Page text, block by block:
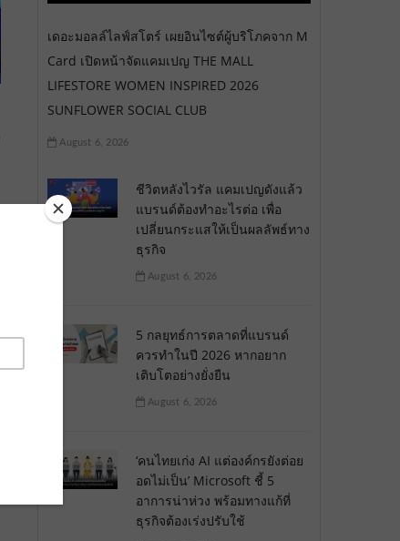
เดอะมอลล์ไลฟ์สโตร์ เผยอินไซต์ผู้บริโภคจาก M
Card เปิดหน้าจัดแคมเปญ THE MALL
LIFESTORE WOMEN INSPIRED 2026
SUNFLOWER SOCIAL CLUB
August 6, 2026
ชีวิตหลังไวรัล แคมเปญดังแล้ว
แบรนด์ต้องทำอะไรต่อ เพื่อ
เปลี่ยนกระแสให้เป็นผลลัพธ์ทาง
ธุรกิจ
August 6, 2026
5 กลยุทธ์การตลาดที่แบรนด์
ควรทำในปี 2026 หากอยาก
เติบโตอย่างยั่งยืน
August 6, 2026
‘คนไทยเก่ง AI แต่องค์กรยังต่อย
อดไม่เป็น’ Microsoft ชี้ 5
อาการน่าห่วง พร้อมทางแก้ที่
ธุรกิจต้องเร่งปรับใช้